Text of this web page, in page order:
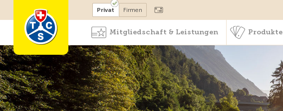
Mitglied werden
Privat Firmen
Mitgliedschaft & Leistungen Produkte